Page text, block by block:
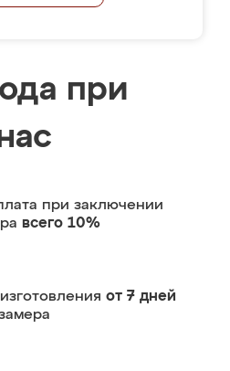
при
при заключении
всего 10%
от 7 дней